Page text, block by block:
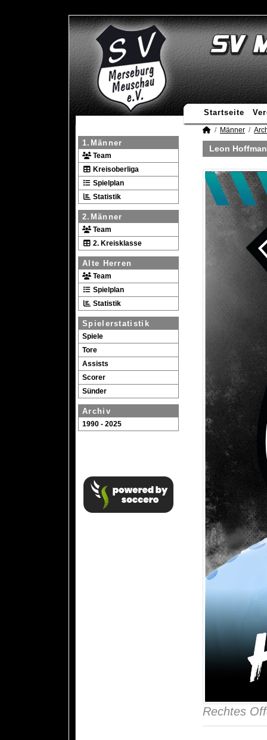
Startseite
1.Männer
Team
Kreisoberliga
Spielplan
Statistik
2.Männer
Team
2. Kreisklasse
Alte Herren
Team
Spielplan
Statistik
Spielerstatistik
Spiele
Tore
Assists
Scorer
Sünder
Archiv
1990 - 2025
Männer
Leon
Rechtes